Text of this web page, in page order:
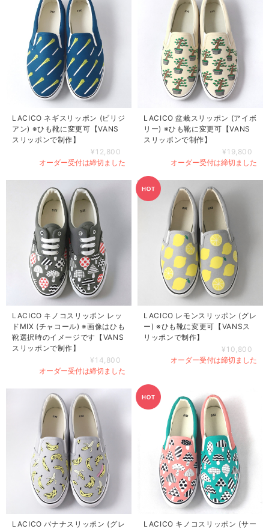
LACICO ネギスリッポン (ビリジ
アン) ※ひも靴に変更可【VANS
スリッポンで制作】
¥12,800
オーダー受付は締切ました
LACICO 盆栽スリッポン (アイボ
リー) ※ひも靴に変更可【VANS
スリッポンで制作】
¥19,800
オーダー受付は締切ました
LACICO キノコスリッポン レッ
ドMIX (チャコール) ※画像はひも
靴選択時のイメージです【VANS
スリッポンで制作】
¥14,800
オーダー受付は締切ました
LACICO レモンスリッポン (グレ
ー) ※ひも靴に変更可【VANSス
リッポンで制作】
¥10,800
オーダー受付は締切ました
LACICO バナナスリッポン (グレ
LACICO キノコスリッポン (サー